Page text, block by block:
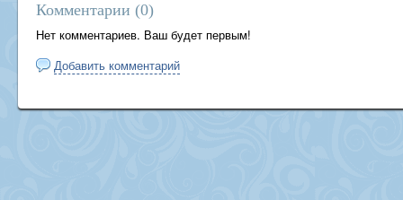
Комментарии (0)
Нет комментариев. Ваш будет первым!
Добавить комментарий